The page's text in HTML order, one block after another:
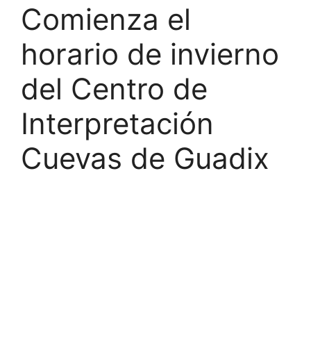
Comienza el
horario de invierno
del Centro de
Interpretación
Cuevas de Guadix